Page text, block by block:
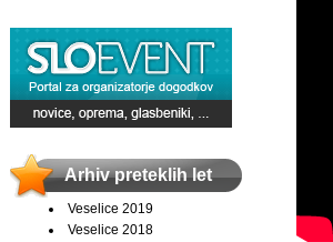
Arhiv preteklih let
Veselice 2019
Veselice 2018